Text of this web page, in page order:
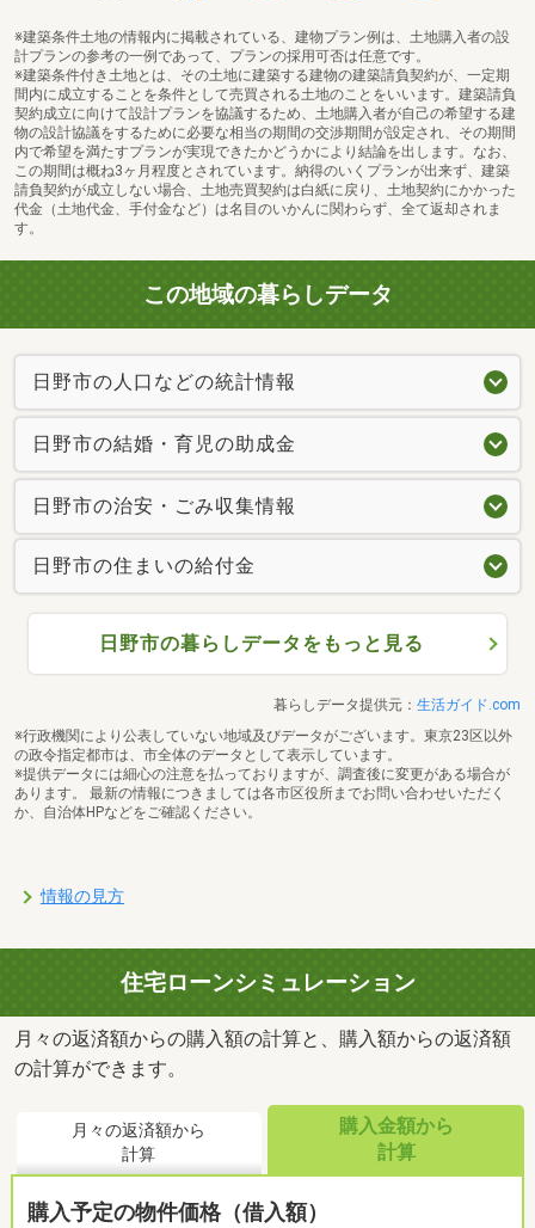
※建築条件土地の情報内に掲載されている、建物プラン例は、土地購入者の設
計プランの参考の一例であって、プランの採用可否は任意です。
※建築条件付き土地とは、その土地に建築する建物の建築請負契約が、一定期
間内に成立することを条件として売買される土地のことをいいます。建築請負
契約成立に向けて設計プランを協議するため、土地購入者が自己の希望する建
物の設計協議をするために必要な相当の期間の交渉期間が設定され、その期間
内で希望を満たすプランが実現できたかどうかにより結論を出します。なお、
この期間は概ね3ヶ月程度とされています。納得のいくプランが出来ず、建築
請負契約が成立しない場合、土地売買契約は白紙に戻り、土地契約にかかった
代金（土地代金、手付金など）は名目のいかんに関わらず、全て返却されま
す。
この地域の暮らしデータ
日野市の人口などの統計情報
日野市の結婚・育児の助成金
日野市の治安・ごみ収集情報
日野市の住まいの給付金
日野市の暮らしデータをもっと見る
暮らしデータ提供元： 生活ガイド.com
※行政機関により公表していない地域及びデータがございます。東京23区以外
の政令指定都市は、市全体のデータとして表示しています。
※提供データには細心の注意を払っておりますが、調査後に変更がある場合が
あります。 最新の情報につきましては各市区役所までお問い合わせいただく
か、自治体HPなどをご確認ください。
情報の見方
住宅ローンシミュレーション
月々の返済額からの購入額の計算と、購入額からの返済額
の計算ができます。
月々の返済額から
計算
購入金額から
計算
購入予定の物件価格（借入額）